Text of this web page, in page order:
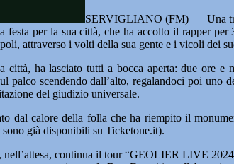
SERVIGLIANO (FM) – Una
festa per la sua città, che ha accolto il rapper
attraverso i volti della sua gente e i vicoli dei
città, ha lasciato tutti a bocca aperta: due ore
palco scendendo dall’alto, regalandoci poi
del giudizio universale.
dal calore della folla che ha riempito il
già disponibili su Ticketone.it).
nell’attesa, continua il tour “GEOLIER LIVE